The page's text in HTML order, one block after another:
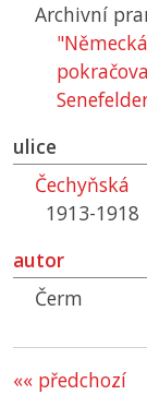
Archivní
ulice
Čechyňská
1913-1918
autor
Čerm
«« předchozí